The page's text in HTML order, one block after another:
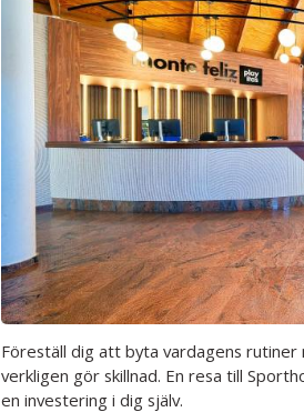
Föreställ dig att byta vardagens
verkligen gör skillnad. En resa till
en investering i dig själv.